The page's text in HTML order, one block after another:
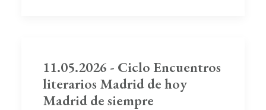
11.05.2026 - Ciclo Encuentros
literarios Madrid de hoy
Madrid de siempre